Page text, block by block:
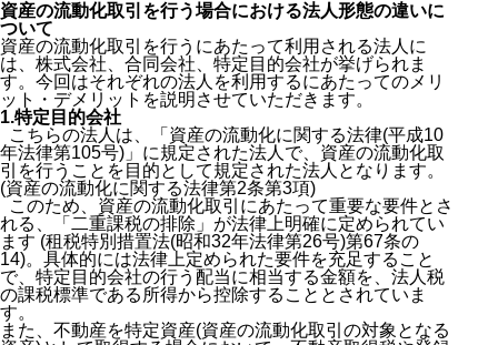
資産の流動化取引を行う場合における法人形態の違いに
ついて
資産の流動化取引を行うにあたって利用される法人に
は、株式会社、合同会社、特定目的会社が挙げられま
す。今回はそれぞれの法人を利用するにあたってのメリ
ット・デメリットを説明させていただきます。
1.特定目的会社
こちらの法人は、「資産の流動化に関する法律(平成10
年法律第105号)」に規定された法人で、資産の流動化取
引を行うことを目的として規定された法人となります。
(資産の流動化に関する法律第2条第3項)
このため、資産の流動化取引にあたって重要な要件とさ
れる、「二重課税の排除」が法律上明確に定められてい
ます (租税特別措置法(昭和32年法律第26号)第67条の
14)。具体的には法律上定められた要件を充足すること
で、特定目的会社の行う配当に相当する金額を、法人税
の課税標準である所得から控除することとされていま
す。
また、不動産を特定資産(資産の流動化取引の対象となる